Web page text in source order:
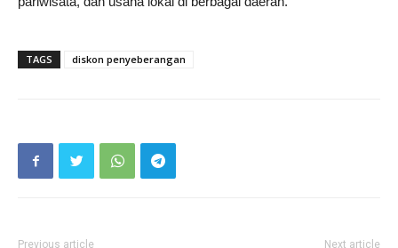
TAGS diskon penyeberangan
Previous article Next article